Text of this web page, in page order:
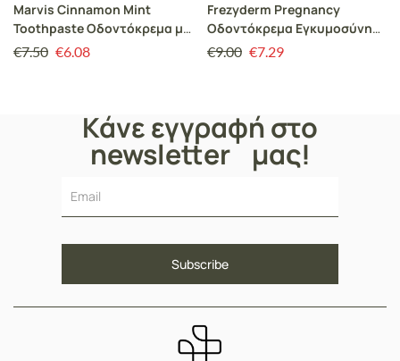
Marvis Cinnamon Mint
Toothpaste Οδοντόκρεμα με
Ευχάριστη Γεύση Κανέλας,
€7.50 €6.08
Frezyderm Pregnancy
Οδοντόκρεμα Εγκυμοσύνης
& Θηλασμού 75ml
€9.00 €7.29
Κάνε εγγραφή στο
newsletter μας!